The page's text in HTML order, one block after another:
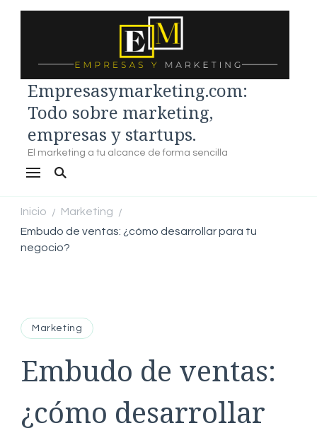
Empresasymarketing.com:
Todo sobre marketing,
empresas y startups.
El marketing a tu alcance de forma sencilla
Inicio / Marketing /
Embudo de ventas: ¿cómo desarrollar para tu
negocio?
Marketing
Embudo de ventas:
¿cómo desarrollar